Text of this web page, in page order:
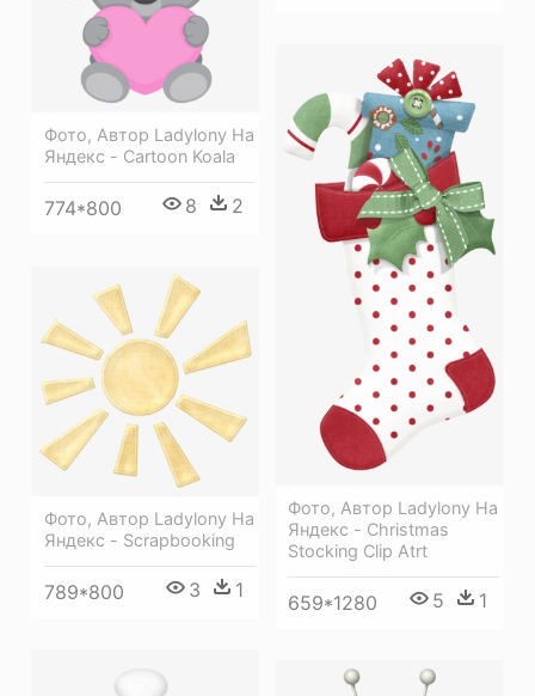
Фото, Автор Ladylony На
Яндекс - Cartoon Koala
774*800 8 2
Фото, Автор Ladylony На
Яндекс - Christmas
Stocking Clip Atrt
659*1280 5 1
Фото, Автор Ladylony На
Яндекс - Scrapbooking
789*800 3 1